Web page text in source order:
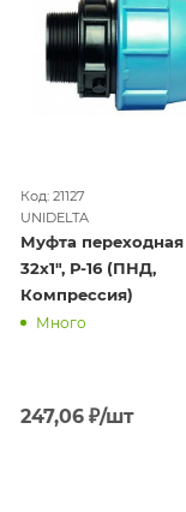
Код: 21127
UNIDELTA
Муфта переходная НР
32х1", Р-16 (ПНД,
Компрессия)
Много
247,06₽/шт